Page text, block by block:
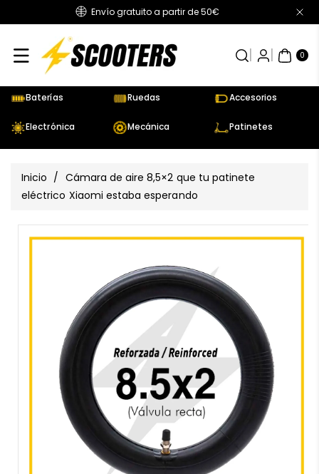
Envío gratuito a partir de 50€
0
AR
TÍC
UL
Baterías Ruedas Accesorios
Electrónica Mecánica Patinetes
Inicio / Cámara de aire 8,5×2 que tu patinete
eléctrico Xiaomi estaba esperando
A La